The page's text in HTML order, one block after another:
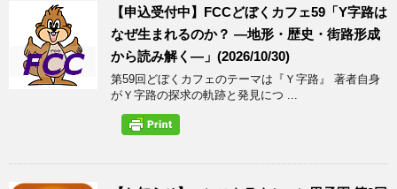
【申込受付中】FCCどぼくカフェ59「Y字路は
なぜ生まれるのか？ ―地形・歴史・街路形成
から読み解く―」(2026/10/30)
第59回どぼくカフェのテーマは『Ｙ字路』 著者自身
がＹ字路の探求の軌跡と発見につ ...